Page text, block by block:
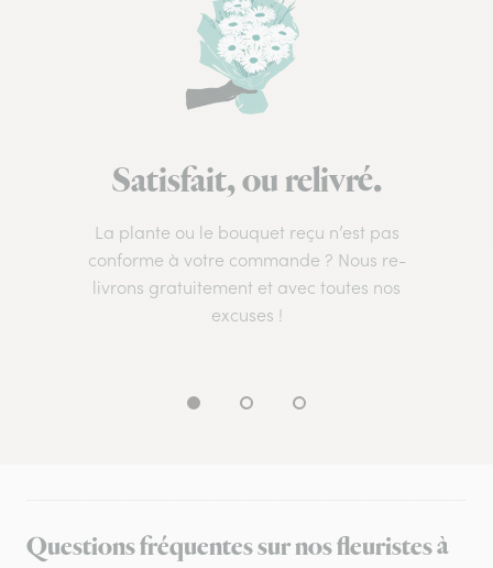
Satisfait, ou relivré.
La plante ou le bouquet reçu n’est pas
conforme à votre commande ? Nous re-
livrons gratuitement et avec toutes nos
excuses !
Questions fréquentes sur nos fleuristes à